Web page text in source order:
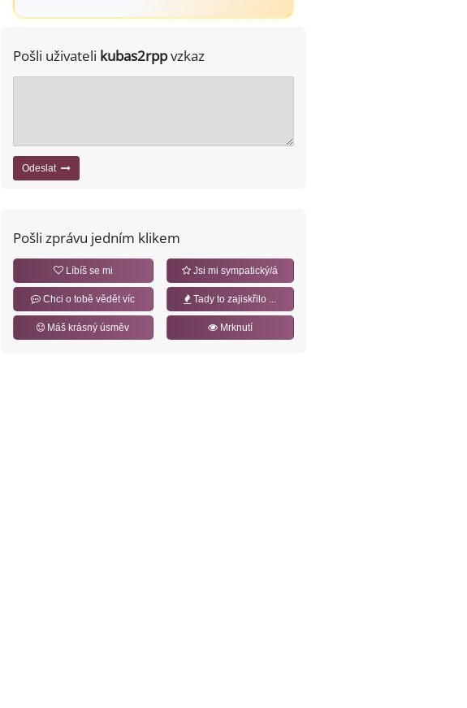
Pošli uživateli kubas2rppvzkaz
Odeslat
Pošli zprávu jedním klikem
Líbíš se mi Jsi mi sympatický/á
Chci o tobě vědět víc Tady to zajiskřilo ...
Máš krásný úsměv Mrknutí